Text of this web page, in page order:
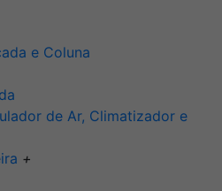
e Coluna
de Ar, Climatizador e
+